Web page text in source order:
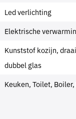
Led verlichting
Elektrische
Kunststof kozijn,
dubbel glas
Keuken, Toilet,